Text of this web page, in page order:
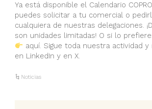
Ya está disponible el Calendario
puedes solicitar a tu comercial o
cualquiera de nuestras delegaciones.
son unidades limitadas! O si lo
aquí. Sigue toda nuestra actividad y
en LinkedIn y en X.
Noticias